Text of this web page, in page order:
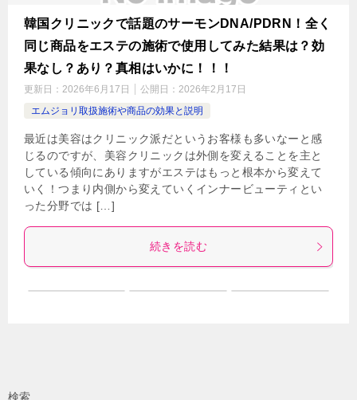
韓国クリニックで話題のサーモンDNA/PDRN！全く
同じ商品をエステの施術で使用してみた結果は？効
果なし？あり？真相はいかに！！！
更新日： 2026年6月17日 公開日： 2026年2月17日
エムジョリ取扱施術や商品の効果と説明
最近は美容はクリニック派だというお客様も多いなーと感
じるのですが、美容クリニックは外側を変えることを主と
している傾向にありますがエステはもっと根本から変えて
いく！つまり内側から変えていくインナービューティとい
った分野では […]
続きを読む
検索